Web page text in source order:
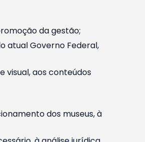
da gestão;
atual Governo Federal,
visual, aos conteúdos
dos museus, à